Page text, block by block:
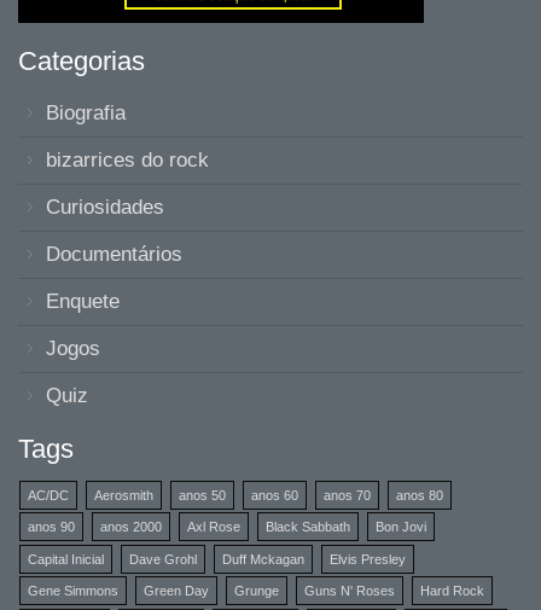
Categorias
Biografia
bizarrices do rock
Curiosidades
Documentários
Enquete
Jogos
Quiz
Tags
AC/DC Aerosmith anos 50 anos 60 anos 70 anos 80
anos 90 anos 2000 Axl Rose Black Sabbath Bon Jovi
Capital Inicial Dave Grohl Duff Mckagan Elvis Presley
Gene Simmons Green Day Grunge Guns N' Roses Hard Rock